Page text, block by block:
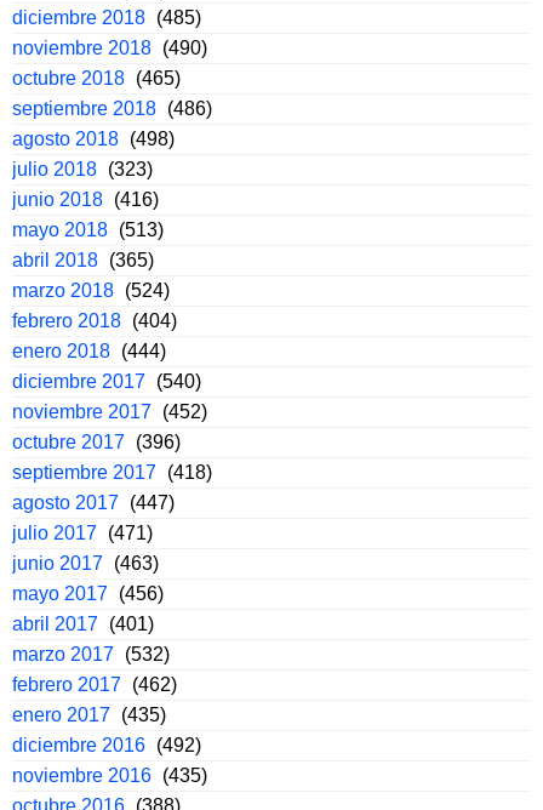
diciembre 2018 (485)
noviembre 2018 (490)
octubre 2018 (465)
septiembre 2018 (486)
agosto 2018 (498)
julio 2018 (323)
junio 2018 (416)
mayo 2018 (513)
abril 2018 (365)
marzo 2018 (524)
febrero 2018 (404)
enero 2018 (444)
diciembre 2017 (540)
noviembre 2017 (452)
octubre 2017 (396)
septiembre 2017 (418)
agosto 2017 (447)
julio 2017 (471)
junio 2017 (463)
mayo 2017 (456)
abril 2017 (401)
marzo 2017 (532)
febrero 2017 (462)
enero 2017 (435)
diciembre 2016 (492)
noviembre 2016 (435)
octubre 2016 (388)